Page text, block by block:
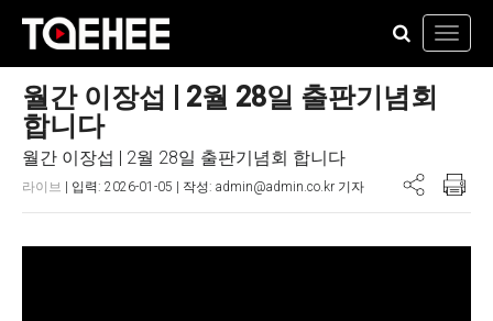
월간 이장섭 | 2월 28일 출판기념회
합니다
월간 이장섭 | 2월 28일 출판기념회 합니다
라이브 | 입력: 2026-01-05 | 작성: admin@admin.co.kr 기자